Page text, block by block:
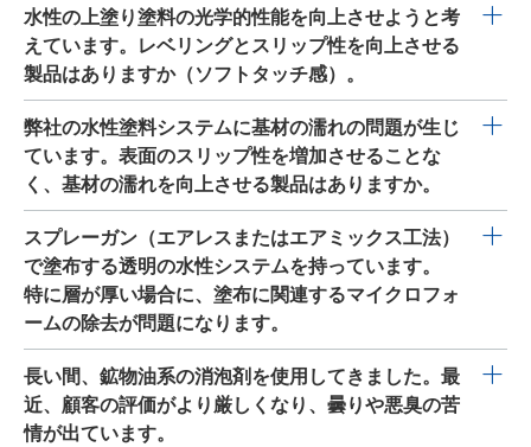
全に濡らし、確実に表面を清掃できるようになります。
これにより、より均一な外観が得られます。
CERAFLOUR 927 Nは、微細化された変性ポリエチレンワ
ックス添加剤です。新しく開発された組成により、優れ
たつや消し性と同時に機械的抵抗性が得られます。
水性の上塗り塗料の光学的性能を向上させようと考
えています。レベリングとスリップ性を向上させる
製品はありますか（ソフトタッチ感）。
BYK-378は、高分子シリコン添加剤で、表面の上部に移
動してシステムのレベリングおよびスリップ性を向上さ
せます。
BYK-3760はシリコン含有表面添加剤です。表面張力を
低下させてスリップ性を増加し、泡の安定化はあまり起
こりません。
弊社の水性塗料システムに基材の濡れの問題が生じ
ています。表面のスリップ性を増加させることな
く、基材の濡れを向上させる製品はありますか。
BYK-349は、水性コーティング用のシリコン系界面活性
剤で、表面張力をかなり低下させるため、良好な基材の
濡れが得られます。表面のスリップ性は増加させず、共
溶剤を含まないシステムに適しています。
スプレーガン（エアレスまたはエアミックス工法）
で塗布する透明の水性システムを持っています。
特に層が厚い場合に、塗布に関連するマイクロフォ
ームの除去が問題になります。
塗布に関連するマイクロフォームを防止するためには、
弊社のBYK-1780、-1781、 -1785、 -1786の一連の製品
を推奨します。 これらの製品は、水系、特にエアレスま
長い間、鉱物油系の消泡剤を使用してきました。最
近、顧客の評価がより厳しくなり、曇りや悪臭の苦
情が出ています。